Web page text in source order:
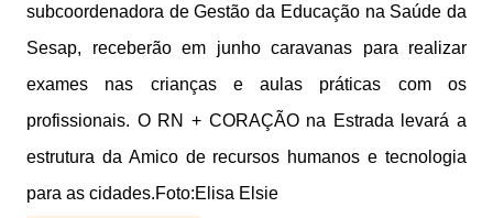
subcoordenadora de Gestão da Educação na Saúde da
Sesap, receberão em junho caravanas para realizar
exames nas crianças e aulas práticas com os
profissionais. O RN + CORAÇÃO na Estrada levará a
estrutura da Amico de recursos humanos e tecnologia
para as cidades.Foto:Elisa Elsie